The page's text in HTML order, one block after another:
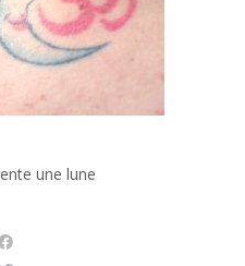
une lune